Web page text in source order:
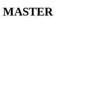
MASTER